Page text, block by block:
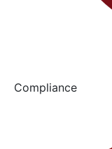
Compliance